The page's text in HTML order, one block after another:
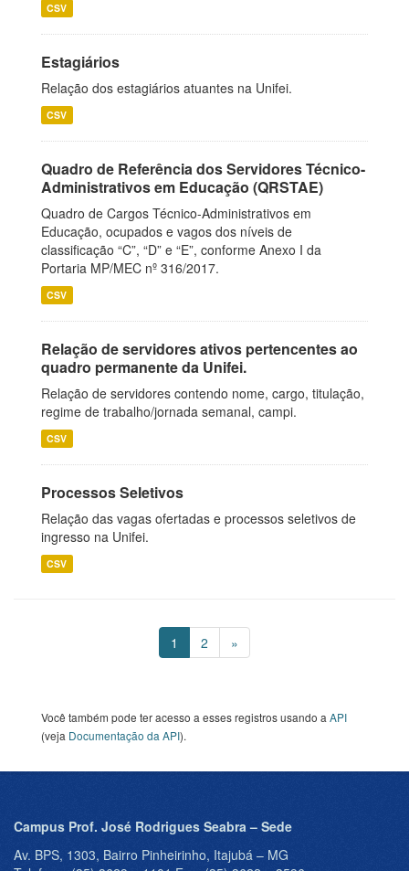
CSV
Estagiários
Relação dos estagiários atuantes na Unifei.
CSV
Quadro de Referência dos Servidores Técnico-
Administrativos em Educação (QRSTAE)
Quadro de Cargos Técnico-Administrativos em
Educação, ocupados e vagos dos níveis de
classificação “C”, “D” e “E”, conforme Anexo I da
Portaria MP/MEC nº 316/2017.
CSV
Relação de servidores ativos pertencentes ao
quadro permanente da Unifei.
Relação de servidores contendo nome, cargo, titulação,
regime de trabalho/jornada semanal, campi.
CSV
Processos Seletivos
Relação das vagas ofertadas e processos seletivos de
ingresso na Unifei.
CSV
1 2 »
Você também pode ter acesso a esses registros usando a API
(veja Documentação da API).
Campus Prof. José Rodrigues Seabra – Sede
Av. BPS, 1303, Bairro Pinheirinho, Itajubá – MG